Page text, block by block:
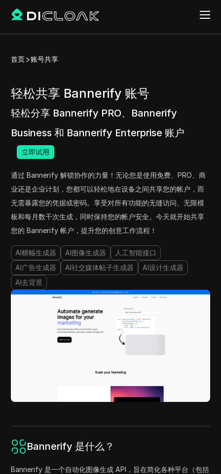
首页 账号共享
轻松共享 Bannerify 账号
轻松分享 Bannerify PRO、Bannerify
Business 和 Bannerify Enterprise 账户
立即试用
通过 Bannerify 解锁协作的力量！无论您是使用免费、PRO、商
业还是企业计划，您都可以轻松地在设备之间共享您的帐户，而
无需暴露您的凭据或密码。享受对所有功能的无缝访问、无限模
板和每月数千次生成，同时保持您的帐户安全。今天就开始共享
您的 Bannerify 帐户，提升您的创意工作流程！
AI横幅生成器 AI图像生成器
人工智能接口
AI广告生成器
AI社交媒体帖子生成器
AI设计生成器
AI去背景
Bannerify 是什么？
Bannerify 是一个自动化图像生成 API，旨在简化各种平台（包括